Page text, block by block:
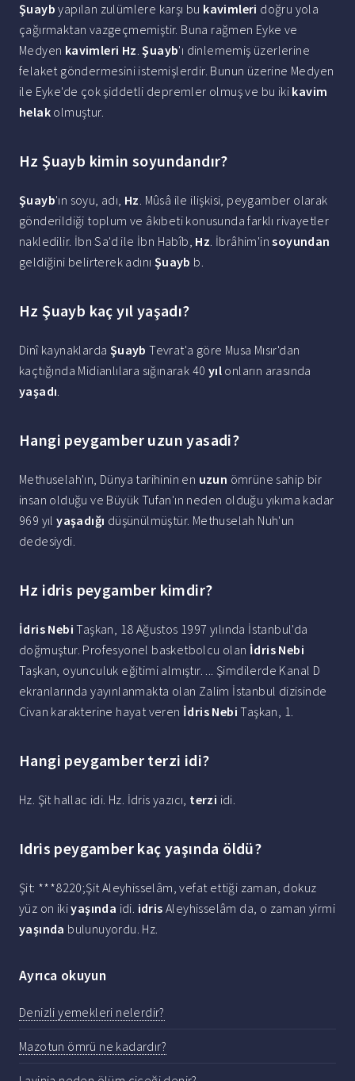
Şuayb yapılan zulümlere karşı bu kavimleri doğru yola
çağırmaktan vazgeçmemiştir. Buna rağmen Eyke ve
Medyen kavimleri Hz.Şuayb'ı dinlememiş üzerlerine
felaket göndermesini istemişlerdir. Bunun üzerine Medyen
ile Eyke'de çok şiddetli depremler olmuş ve bu iki kavim
helak olmuştur.
Hz Şuayb kimin soyundandır?
Şuayb'ın soyu, adı, Hz. Mûsâ ile ilişkisi, peygamber olarak
gönderildiği toplum ve âkıbeti konusunda farklı rivayetler
nakledilir. İbn Sa'd ile İbn Habîb, Hz. İbrâhim'insoyundan
geldiğini belirterek adını Şuayb b.
Hz Şuayb kaç yıl yaşadı?
Dinî kaynaklarda Şuayb Tevrat'a göre Musa Mısır'dan
kaçtığında Midianlılara sığınarak 40 yıl onların arasında
yaşadı.
Hangi peygamber uzun yasadi?
Methuselah'ın, Dünya tarihinin en uzun ömrüne sahip bir
insan olduğu ve Büyük Tufan'ın neden olduğu yıkıma kadar
969 yılyaşadığı düşünülmüştür. Methuselah Nuh'un
dedesiydi.
Hz idris peygamber kimdir?
İdris Nebi Taşkan, 18 Ağustos 1997 yılında İstanbul'da
doğmuştur. Profesyonel basketbolcu olan İdris Nebi
Taşkan, oyunculuk eğitimi almıştır. ... Şimdilerde Kanal D
ekranlarında yayınlanmakta olan Zalim İstanbul dizisinde
Civan karakterine hayat veren İdris Nebi Taşkan, 1.
Hangi peygamber terzi idi?
Hz. Şit hallac idi. Hz. İdris yazıcı, terzi idi.
Idris peygamber kaç yaşında öldü?
Şit: ***8220;Şit Aleyhisselâm, vefat ettiği zaman, dokuz
yüz on ikiyaşında idi. idris Aleyhisselâm da, o zaman yirmi
yaşında bulunuyordu. Hz.
Ayrıca okuyun
Denizli yemekleri nelerdir?
Mazotun ömrü ne kadardır?